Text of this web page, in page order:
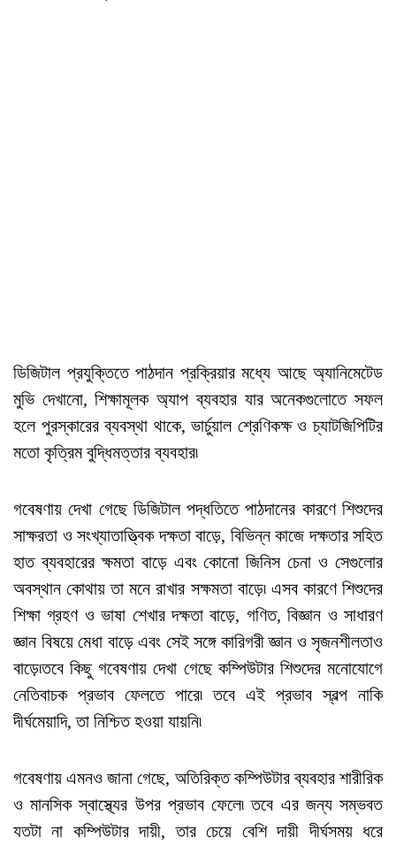
ডিজিটাল প্রযুক্তিতে পাঠদান প্রক্রিয়ার মধ্যে আছে অ্যানিমেটেড
মুভি দেখানো, শিক্ষামূলক অ্যাপ ব্যবহার যার অনেকগুলোতে সফল
হলে পুরস্কারের ব্যবস্থা থাকে, ভার্চুয়াল শ্রেণিকক্ষ ও চ্যাটজিপিটির
মতো কৃত্রিম বুদ্ধিমত্তার ব্যবহার৷
গবেষণায় দেখা গেছে ডিজিটাল পদ্ধতিতে পাঠদানের কারণে শিশুদের
সাক্ষরতা ও সংখ্যাতাত্ত্বিক দক্ষতা বাড়ে, বিভিন্ন কাজে দক্ষতার সহিত
হাত ব্যবহারের ক্ষমতা বাড়ে এবং কোনো জিনিস চেনা ও সেগুলোর
অবস্থান কোথায় তা মনে রাখার সক্ষমতা বাড়ে৷ এসব কারণে শিশুদের
শিক্ষা গ্রহণ ও ভাষা শেখার দক্ষতা বাড়ে, গণিত, বিজ্ঞান ও সাধারণ
জ্ঞান বিষয়ে মেধা বাড়ে এবং সেই সঙ্গে কারিগরী জ্ঞান ও সৃজনশীলতাও
বাড়ে৷তবে কিছু গবেষণায় দেখা গেছে কম্পিউটার শিশুদের মনোযোগে
নেতিবাচক প্রভাব ফেলতে পারে৷ তবে এই প্রভাব স্বল্প নাকি
দীর্ঘমেয়াদি, তা নিশ্চিত হওয়া যায়নি৷
গবেষণায় এমনও জানা গেছে, অতিরিক্ত কম্পিউটার ব্যবহার শারীরিক
ও মানসিক স্বাস্থ্যের উপর প্রভাব ফেলে৷ তবে এর জন্য সম্ভবত
যতটা না কম্পিউটার দায়ী, তার চেয়ে বেশি দায়ী দীর্ঘসময় ধরে